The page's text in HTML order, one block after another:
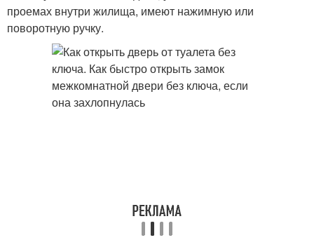
проемах внутри жилища, имеют нажимную или
поворотную ручку.